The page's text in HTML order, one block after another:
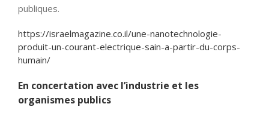
publiques.
https://israelmagazine.co.il/une-nanotechnologie-
produit-un-courant-electrique-sain-a-partir-du-corps-
humain/
En concertation avec l’industrie et les
organismes publics